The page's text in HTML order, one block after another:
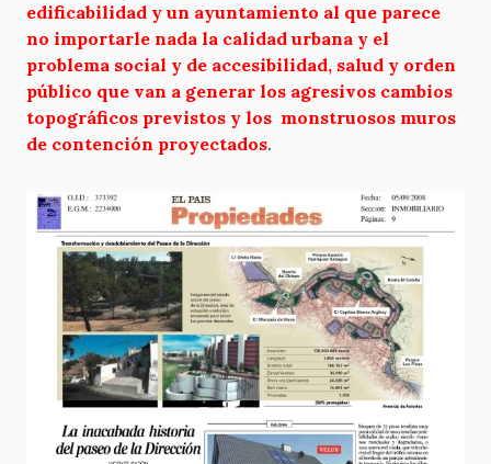
edificabilidad y un ayuntamiento al que parece
no importarle nada la calidad urbana y el
problema social y de accesibilidad, salud y orden
público que van a generar los agresivos cambios
topográficos previstos y los monstruosos muros
de contención proyectados.